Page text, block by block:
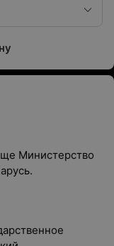
Министерство